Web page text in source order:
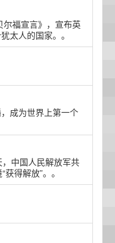
尔福宣言》，宣布英
太人的国家。。
成为世界上第一个
中国人民解放军共
得解放”。。